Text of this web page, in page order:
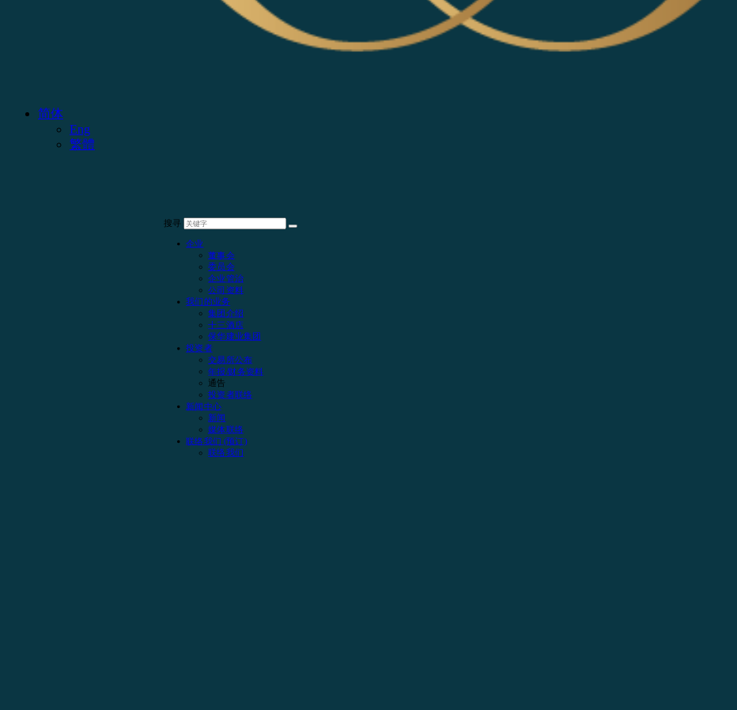
简体
Eng
繁體
搜寻
企业
董事会
委员会
企业管治
公司资料
我们的业务
集团介绍
十三酒店
保华建业集团
投资者
交易所公布
年报/财务资料
通告
投资者联络
新闻中心
新闻
媒体联络
联络我们 (预订)
联络我们